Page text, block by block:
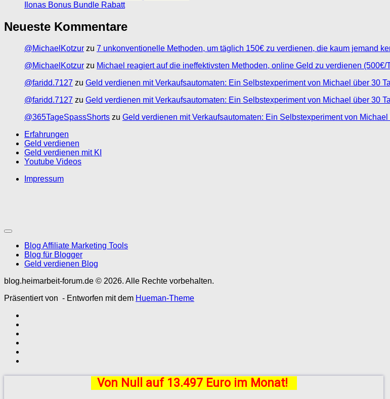
Ilonas Bonus Bundle Rabatt
Neueste Kommentare
@MichaelKotzur zu 7 unkonventionelle Methoden, um täglich 150€ zu verdienen, die kaum jemand
@MichaelKotzur zu Michael reagiert auf die ineffektivsten Methoden, online Geld zu verdienen (500€/
@faridd.7127 zu Geld verdienen mit Verkaufsautomaten: Ein Selbstexperiment von Michael über 30
@faridd.7127 zu Geld verdienen mit Verkaufsautomaten: Ein Selbstexperiment von Michael über 30
@365TageSpassShorts zu Geld verdienen mit Verkaufsautomaten: Ein Selbstexperiment von Michael
Erfahrungen
Geld verdienen
Geld verdienen mit KI
Youtube Videos
Impressum
Blog Affiliate Marketing Tools
Blog für Blogger
Geld verdienen Blog
blog.heimarbeit-forum.de © 2026. Alle Rechte vorbehalten.
Präsentiert von - Entworfen mit dem Hueman-Theme
Von Null auf 13.497 Euro im Monat!